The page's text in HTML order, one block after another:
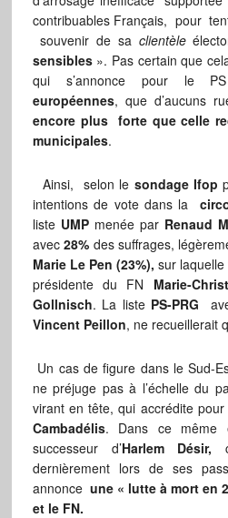
contribuables Français, pour
souvenir de sa clientèle
sensibles ». Pas certain que
qui s’annonce pour le
européennes, que d’aucuns
encore plus forte que celle
municipales.
Ainsi, selon le sondage Ifop
intentions de vote dans la
liste UMPmenée par Renaud
avec28% des suffrages,
Marie Le Pen (23%), sur
présidente du FN Marie-
Gollnisch. La liste PS-PRG
Vincent Peillon, ne recueillerait
Un cas de figure dans le Sud-
ne préjuge pas à l’échelle du
virant en tête, qui accrédite
Cambadélis. Dans ce même
successeur d’Harlem Désir,
dernièrement lors de ses
annonce une « lutte à mort en
et le FN.